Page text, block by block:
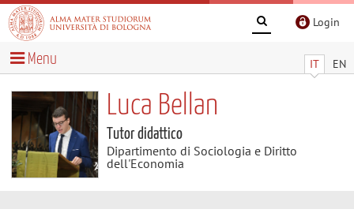
Login
IT EN
Menu
Luca Bellan
Tutor didattico
Dipartimento di Sociologia e Diritto
dell'Economia